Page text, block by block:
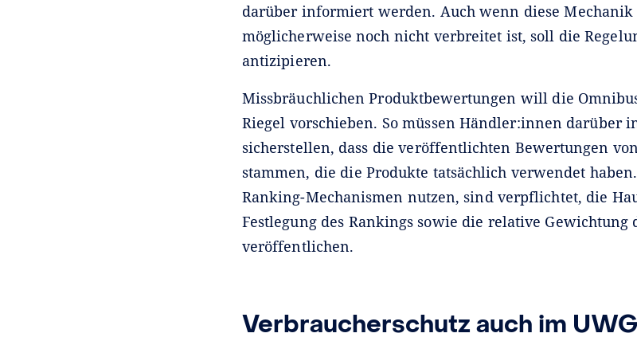
darüber informiert werden. Auch wenn diese
möglicherweise noch nicht verbreitet ist, soll die
antizipieren.
Missbräuchlichen Produktbewertungen will die
Riegel vorschieben. So müssen Händler:innen darüber
sicherstellen, dass die veröffentlichten Bewertungen
stammen, die die Produkte tatsächlich verwendet
Ranking-Mechanismen nutzen, sind verpflichtet, die
Festlegung des Rankings sowie die relative Gewichtung
veröffentlichen.
Verbraucherschutz auch im UWG